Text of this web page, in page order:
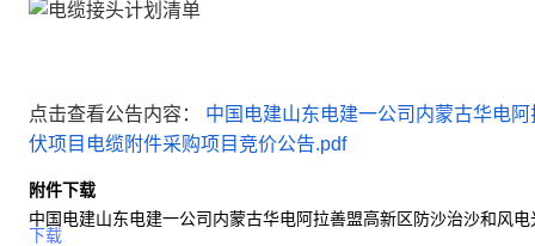
点击查看公告内容： 中国电建山东电建一公司内蒙古华电
伏项目电缆附件采购项目竞价公告.pdf
附件下载
中国电建山东电建一公司内蒙古华电阿拉善盟高新区防沙治沙和风
下载